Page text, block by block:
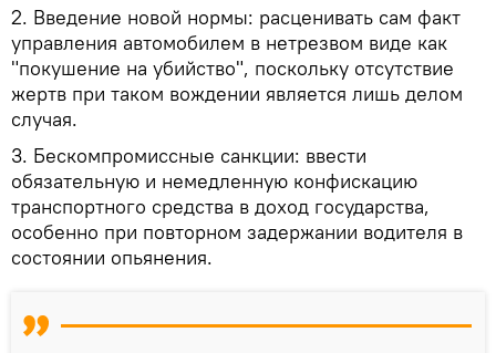
2. Введение новой нормы: расценивать сам факт
управления автомобилем в нетрезвом виде как
"покушение на убийство", поскольку отсутствие
жертв при таком вождении является лишь делом
случая.
3. Бескомпромиссные санкции: ввести
обязательную и немедленную конфискацию
транспортного средства в доход государства,
особенно при повторном задержании водителя в
состоянии опьянения.